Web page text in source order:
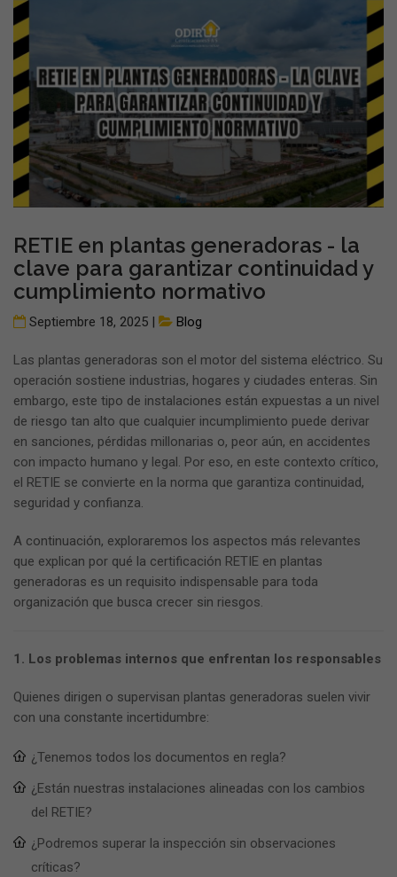
RETIE en plantas generadoras - la
clave para garantizar continuidad y
cumplimiento normativo
Septiembre 18, 2025 | Blog
Las plantas generadoras son el motor del sistema eléctrico. Su
operación sostiene industrias, hogares y ciudades enteras. Sin
embargo, este tipo de instalaciones están expuestas a un nivel
de riesgo tan alto que cualquier incumplimiento puede derivar
en sanciones, pérdidas millonarias o, peor aún, en accidentes
con impacto humano y legal. Por eso, en este contexto crítico,
el RETIE se convierte en la norma que garantiza continuidad,
seguridad y confianza.
A continuación, exploraremos los aspectos más relevantes
que explican por qué la certificación RETIE en plantas
generadoras es un requisito indispensable para toda
organización que busca crecer sin riesgos.
1. Los problemas internos que enfrentan los responsables
Quienes dirigen o supervisan plantas generadoras suelen vivir
con una constante incertidumbre:
¿Tenemos todos los documentos en regla?
¿Están nuestras instalaciones alineadas con los cambios
del RETIE?
¿Podremos superar la inspección sin observaciones
críticas?